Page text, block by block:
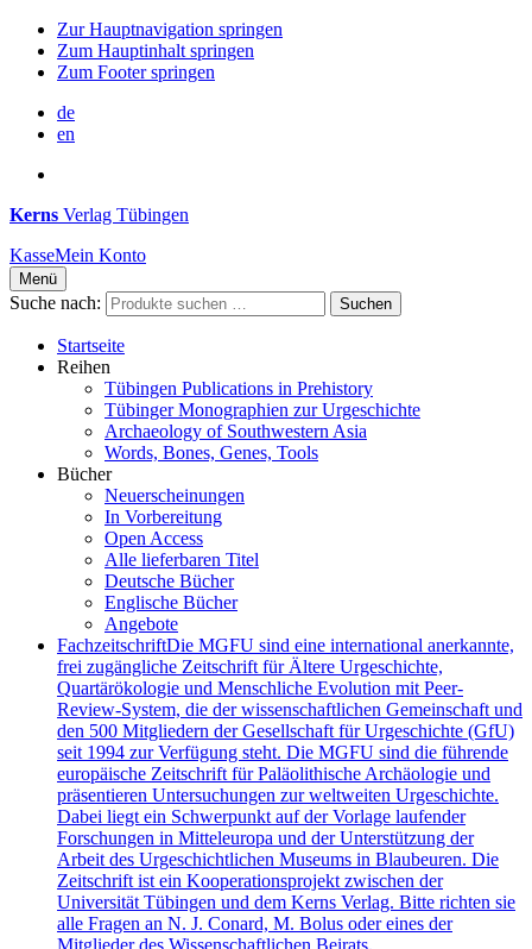
Zur Hauptnavigation springen
Zum Hauptinhalt springen
Zum Footer springen
de
en
Kerns Verlag Tübingen
KasseMein Konto
Menü
Suche nach: Suchen
Startseite
Reihen
Tübingen Publications in Prehistory
Tübinger Monographien zur Urgeschichte
Archaeology of Southwestern Asia
Words, Bones, Genes, Tools
Bücher
Neuerscheinungen
In Vorbereitung
Open Access
Alle lieferbaren Titel
Deutsche Bücher
Englische Bücher
Angebote
FachzeitschriftDie MGFU sind eine international anerkannte,
frei zugängliche Zeitschrift für Ältere Urgeschichte,
Quartärökologie und Menschliche Evolution mit Peer-
Review-System, die der wissenschaftlichen Gemeinschaft und
den 500 Mitgliedern der Gesellschaft für Urgeschichte (GfU)
seit 1994 zur Verfügung steht. Die MGFU sind die führende
europäische Zeitschrift für Paläolithische Archäologie und
präsentieren Untersuchungen zur weltweiten Urgeschichte.
Dabei liegt ein Schwerpunkt auf der Vorlage laufender
Forschungen in Mitteleuropa und der Unterstützung der
Arbeit des Urgeschichtlichen Museums in Blaubeuren. Die
Zeitschrift ist ein Kooperationsprojekt zwischen der
Universität Tübingen und dem Kerns Verlag. Bitte richten sie
alle Fragen an N. J. Conard, M. Bolus oder eines der
Mitglieder des Wissenschaftlichen Beirats.